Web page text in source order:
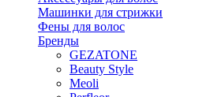
Машинки для стрижки
Фены для волос
Бренды
GEZATONE
Beauty Style
Meoli